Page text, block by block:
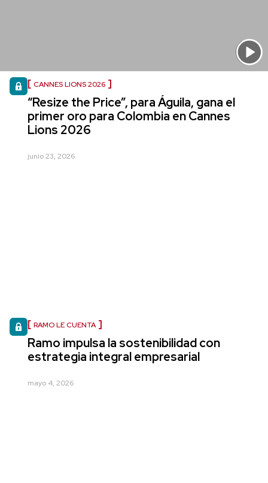
CANNES LIONS 2026
“Resize the Price”, para Águila, gana el
primer oro para Colombia en Cannes
Lions 2026
junio 23, 2026
RAMO LE CUENTA
Ramo impulsa la sostenibilidad con
estrategia integral empresarial
mayo 4, 2026